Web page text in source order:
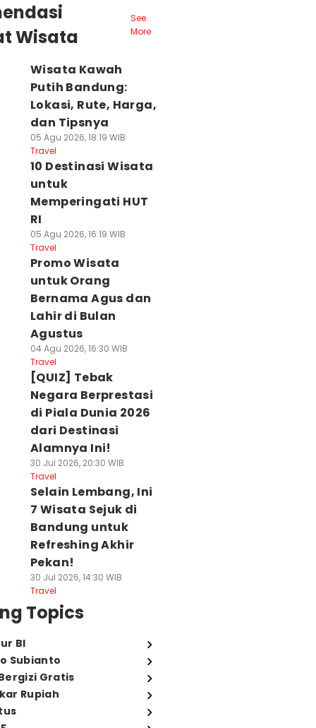
Wisata
See
More
Wisata Kawah
Putih Bandung:
Lokasi, Rute, Harga,
dan Tipsnya
05 Agu 2026, 18:19 WIB
Travel
10 Destinasi Wisata
untuk
Memperingati HUT
RI
05 Agu 2026, 16:19 WIB
Travel
Promo Wisata
untuk Orang
Bernama Agus dan
Lahir di Bulan
Agustus
04 Agu 2026, 16:30 WIB
Travel
[QUIZ] Tebak
Negara Berprestasi
di Piala Dunia 2026
dari Destinasi
Alamnya Ini!
30 Jul 2026, 20:30 WIB
Travel
Selain Lembang, Ini
7 Wisata Sejuk di
Bandung untuk
Refreshing Akhir
Pekan!
30 Jul 2026, 14:30 WIB
Travel
Topics
BI
Subianto
Gratis
Rupiah